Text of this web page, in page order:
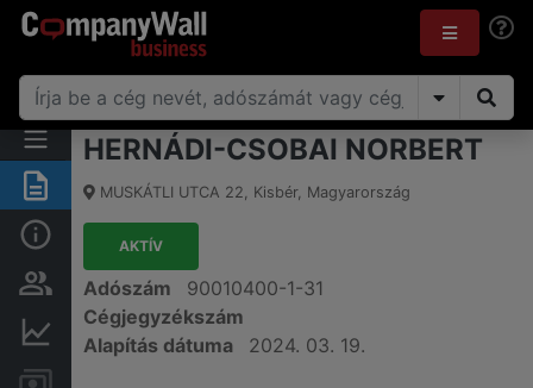
Összegzés
Alap információk
Személyek és tulajdonjog
Pénzügyi információk
HERNÁDI-CSOBAI NORBERT
MUSKÁTLI UTCA 22, Kisbér, Magyarország
AKTÍV
Adószám
90010400-1-31
Cégjegyzékszám
Alapítás dátuma
2024. 03. 19.